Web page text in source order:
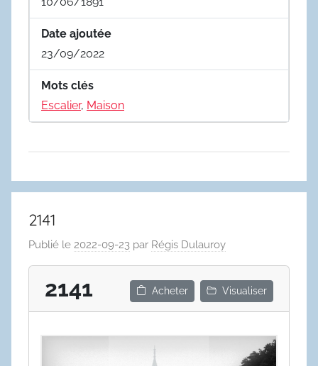
Date ajoutée
23/09/2022
Mots clés
Escalier, Maison
2141
Publié le 2022-09-23 par Régis Dulauroy
2141 Acheter Visualiser